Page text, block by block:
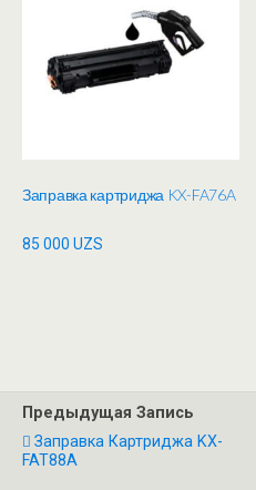
Заправка картриджа KX-FA76A
85 000 UZS
Предыдущая Запись
Заправка Картриджа KX-
FAT88A